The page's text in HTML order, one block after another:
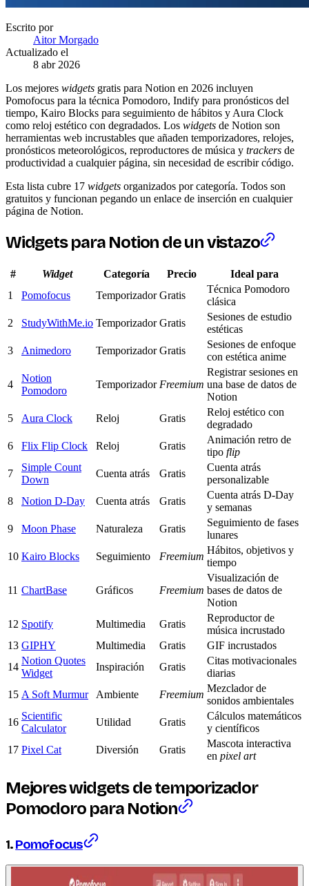
Escrito por
Aitor Morgado
Actualizado el
8 abr 2026
Los mejores widgets gratis para Notion en 2026 incluyen
Pomofocus para la técnica Pomodoro, Indify para pronósticos del
tiempo, Kairo Blocks para seguimiento de hábitos y Aura Clock
como reloj estético con degradados. Los widgets de Notion son
herramientas web incrustables que añaden temporizadores, relojes,
pronósticos meteorológicos, reproductores de música y trackers de
productividad a cualquier página, sin necesidad de escribir código.
Esta lista cubre 17 widgets organizados por categoría. Todos son
gratuitos y funcionan pegando un enlace de inserción en cualquier
página de Notion.
Widgetspara Notion de un vistazo
# Widget Categoría Precio
Ideal para
1
Pomofocus Temporizador Gratis
Técnica Pomodoro
clásica
2
StudyWithMe.io Temporizador Gratis
Sesiones de estudio
estéticas
3
Animedoro Temporizador Gratis
Sesiones de enfoque
con estética anime
4
Notion
Pomodoro
Temporizador Freemium
Registrar sesiones en
una base de datos de
Notion
5
Aura Clock Reloj Gratis
Reloj estético con
degradado
6
Flix Flip Clock Reloj Gratis
Animación retro de
tipo flip
7
Simple Count
Down
Cuenta atrás Gratis
Cuenta atrás
personalizable
8
Notion D-Day Cuenta atrás Gratis
Cuenta atrás D-Day
y semanas
9
Moon Phase Naturaleza Gratis
Seguimiento de fases
lunares
10 Kairo Blocks Seguimiento Freemium
Hábitos, objetivos y
tiempo
11 ChartBase Gráficos Freemium
Visualización de
bases de datos de
Notion
12 Spotify Multimedia Gratis
Reproductor de
música incrustado
13 GIPHY Multimedia Gratis
GIF incrustados
14
Notion Quotes
Widget
Inspiración Gratis
Citas motivacionales
diarias
15 A Soft Murmur Ambiente Freemium
Mezclador de
sonidos ambientales
16
Scientific
Calculator
Utilidad Gratis
Cálculos matemáticos
y científicos
17 Pixel Cat Diversión Gratis
Mascota interactiva
en pixel art
Mejoreswidgetsde temporizador
Pomodoro para Notion
1.Pomofocus